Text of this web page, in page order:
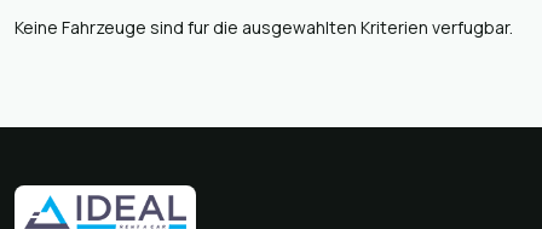
Keine Fahrzeuge sind fur die ausgewahlten Kriterien verfugbar.